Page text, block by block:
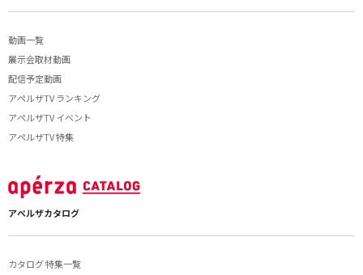
動画一覧
展示会取材動画
配信予定動画
アペルザTV ランキング
アペルザTV イベント
アペルザTV 特集
アペルザカタログ
カタログ 特集一覧